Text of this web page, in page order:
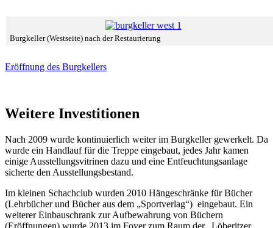
Burgkeller (Westseite) nach der Restaurierung
Eröffnung des Burgkellers
Weitere Investitionen
Nach 2009 wurde kontinuierlich weiter im Burgkeller gewerkelt. Da
wurde ein Handlauf für die Treppe eingebaut, jedes Jahr kamen
einige Ausstellungsvitrinen dazu und eine Entfeuchtungsanlage
sicherte den Ausstellungsbestand.
Im kleinen Schachclub wurden 2010 Hängeschränke für Bücher
(Lehrbücher und Bücher aus dem „Sportverlag“) eingebaut. Ein
weiterer Einbauschrank zur Aufbewahrung von Büchern
(Eröffnungen) wurde 2013 im Foyer zum Raum der „Löberitzer